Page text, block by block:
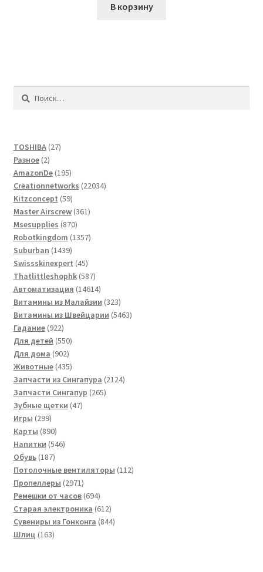
В корзину
Найти:
TOSHIBA 2727
Разное 22
товара
AmazonDe 195195
товаров
Creationnetworks 2203422034
Kitzconcept 5959
товаров
Master Airscrew 361361
Msesupplies 870870
товаров
Robotkingdom 13571357
Suburban 14391439
товаров
Swissskinexpert 4545
товаров
Thatlittleshophk 587587
товаров
Автоматизация 1461414614
товаров
Витамины из Малайзии 323323
товара
Витамины из Швейцарии 54635463
Гадание 922922
товара
Для детей 550550
Для дома 902902
товара
Животные 435435
товаров
Запчасти из Сингапура 21242124
Запчасти Сингапур 265265
Зубные щетки 4747
Игры 299299
товаров
Карты 890890
товаров
Напитки 546546
Обувь 187187
товаров
Потолочные вентиляторы 112112
Пропеллеры 29712971
товар
Ремешки от часов 694694
товара
Старая электроника 612612
товаров
Сувениры из Гонконга 844844
Шлиц 163163